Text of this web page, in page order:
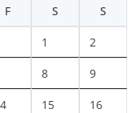
F S S
1 2
8 9
15 16